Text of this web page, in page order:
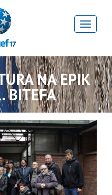
NA EPIK
BITEFA